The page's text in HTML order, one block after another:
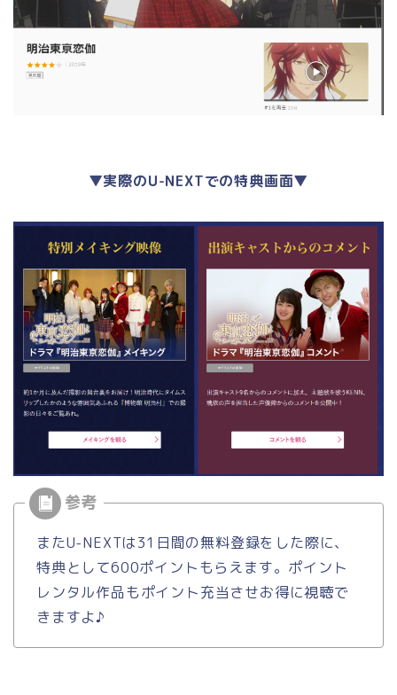
▼実際のU-NEXTでの特典画面▼
またU-NEXTは31日間の無料登録をした際に、
特典として600ポイントもらえます。ポイント
レンタル作品もポイント充当させお得に視聴で
きますよ♪